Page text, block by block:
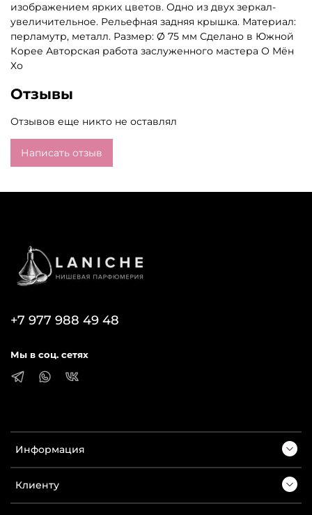
изображением ярких цветов. Одно из двух зеркал-
увеличительное. Рельефная задняя крышка. Материал:
перламутр, металл. Размер: Ø 75 мм Сделано в Южной
Корее Авторская работа заслуженного мастера О Мён
Хо
Отзывы
Отзывов еще никто не оставлял
Написать отзыв
Информация
Клиенту
+7 977 988 49 48
Мы в соц. сетях